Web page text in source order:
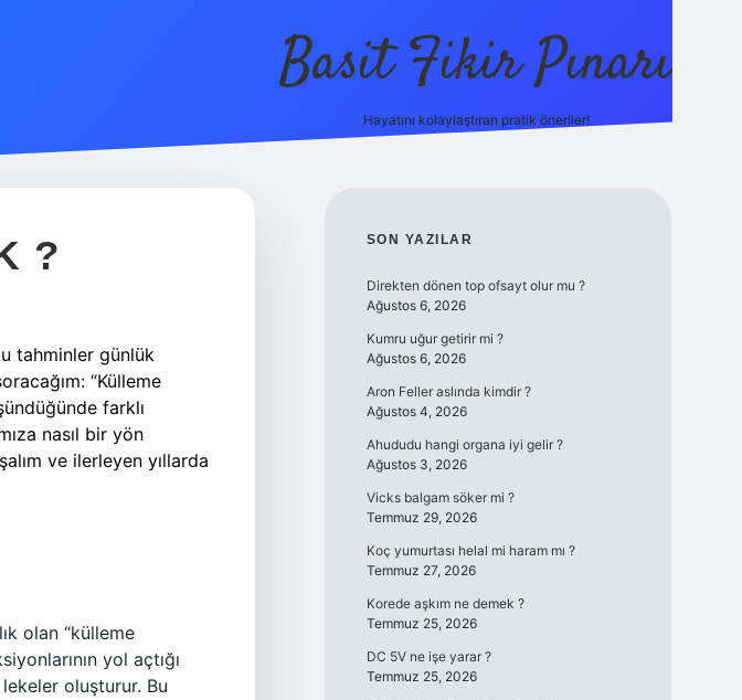
Basit Fikir Pınarı
Hayatını kolaylaştıran pratik öneriler!
?
tahminler günlük
“Külleme
farklı
nasıl bir yön
ve ilerleyen yıllarda
olan “külleme
yol açtığı
oluşturur. Bu
SIDEBAR
SON YAZILAR
Direkten dönen top ofsayt olur mu ?
Ağustos 6, 2026
Kumru uğur getirir mi ?
Ağustos 6, 2026
Aron Feller aslında kimdir ?
Ağustos 4, 2026
Ahududu hangi organa iyi gelir ?
Ağustos 3, 2026
Vicks balgam söker mi ?
Temmuz 29, 2026
Koç yumurtası helal mi haram mı ?
Temmuz 27, 2026
Korede aşkım ne demek ?
Temmuz 25, 2026
DC 5V ne işe yarar ?
Temmuz 25, 2026